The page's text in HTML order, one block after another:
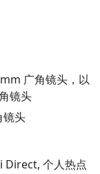
广角镜头，以
镜头
镜头
Direct, 个人热点